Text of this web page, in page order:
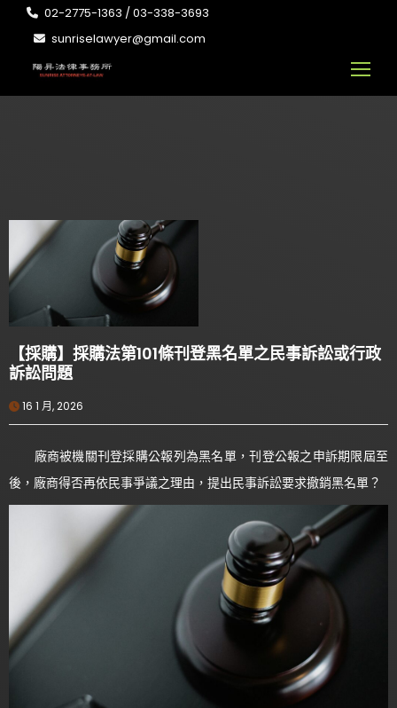
02-2775-1363 / 03-338-3693
sunriselawyer@gmail.com
【採購】採購法第101條刊登黑名單之民事訴訟或行政
訴訟問題
16 1 月, 2026
廠商被機關刊登採購公報列為黑名單，刊登公報之申訴期限屆至
後，廠商得否再依民事爭議之理由，提出民事訴訟要求撤銷黑名單？